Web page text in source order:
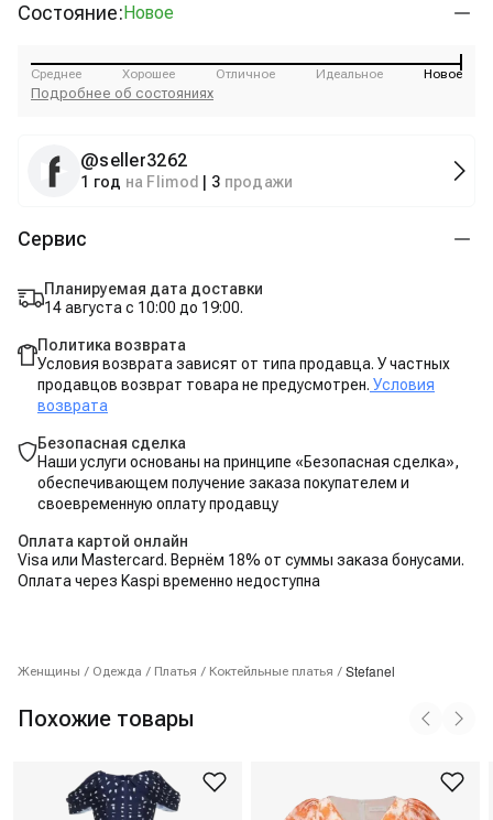
Состояние:Новое
Среднее Хорошее Отличное Идеальное Новое
Подробнее об состояниях
@seller3262
1 год на Flimod 3 продажи
Сервис
Планируемая дата доставки
14 августа с 10:00 до 19:00.
Политика возврата
Условия возврата зависят от типа продавца. У частных
продавцов возврат товара не предусмотрен. Условия
возврата
Безопасная сделка
Наши услуги основаны на принципе «Безопасная сделка»,
обеспечивающем получение заказа покупателем и
своевременную оплату продавцу
Оплата картой онлайн
Visa или Mastercard. Вернём 18% от суммы заказа бонусами.
Оплата через Kaspi временно недоступна
Женщины / Одежда / Платья / Коктейльные платья / Stefanel
Похожие товары